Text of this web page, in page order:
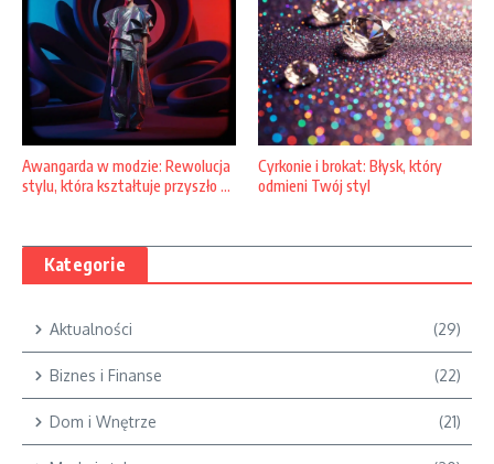
Awangarda w modzie: Rewolucja
stylu, która kształtuje przyszło ...
Cyrkonie i brokat: Błysk, który
odmieni Twój styl
Kategorie
Aktualności (29)
Biznes i Finanse (22)
Dom i Wnętrze (21)